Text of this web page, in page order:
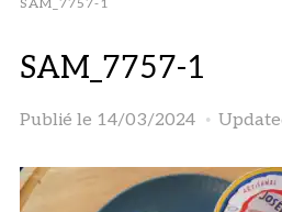
SAM_7757-1
SAM_7757-1
Publié le 14/03/2024